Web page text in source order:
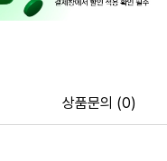
상품문의 (0)